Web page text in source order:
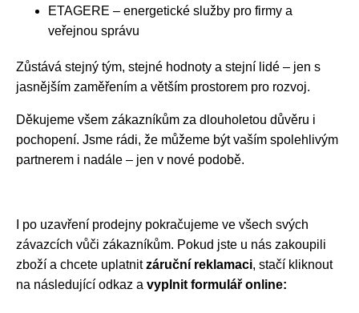
ETAGERE – energetické služby pro firmy a
veřejnou správu
Zůstává stejný tým, stejné hodnoty a stejní lidé – jen s
jasnějším zaměřením a větším prostorem pro rozvoj.
Děkujeme všem zákazníkům za dlouholetou důvěru i
pochopení. Jsme rádi, že můžeme být vaším spolehlivým
partnerem i nadále – jen v nové podobě.
I po uzavření prodejny pokračujeme ve všech svých
závazcích vůči zákazníkům. Pokud jste u nás zakoupili
zboží a chcete uplatnitzáruční reklamaci, stačí kliknout
na následující odkaz a vyplnit formulář online: